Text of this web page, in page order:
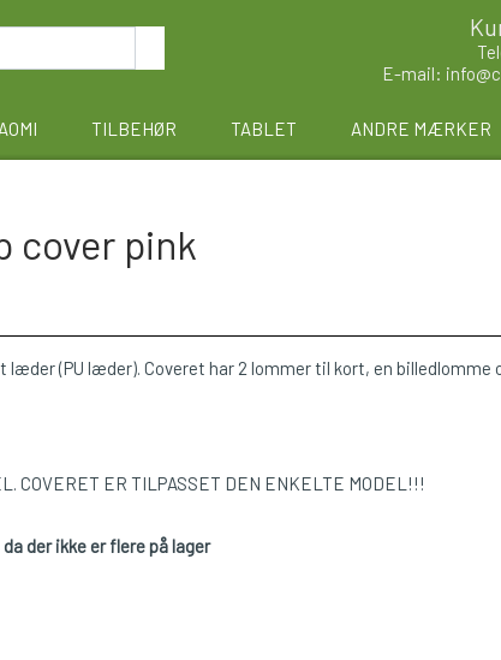
E-mail:
TILBEHØR TABLET ANDRE MÆRKER
cover pink
(PU læder). Coveret har 2 lommer til kort, en billedlomme
COVERET ER TILPASSET DEN ENKELTE MODEL!!!
der ikke er flere på lager